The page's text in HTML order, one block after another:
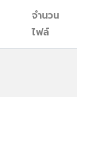
จำนวน
ไฟล์